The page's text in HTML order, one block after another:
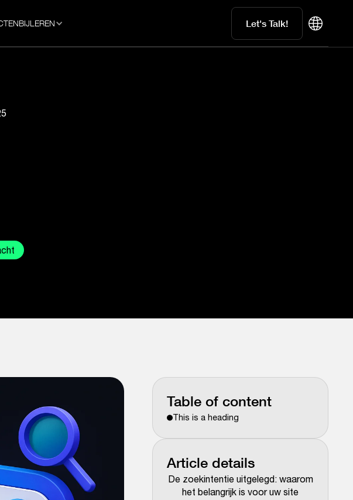
BIJLEREN Let's Talk!
Table of content
This is a heading
Article details
De zoekintentie uitgelegd: waarom
het belangrijk is voor uw site